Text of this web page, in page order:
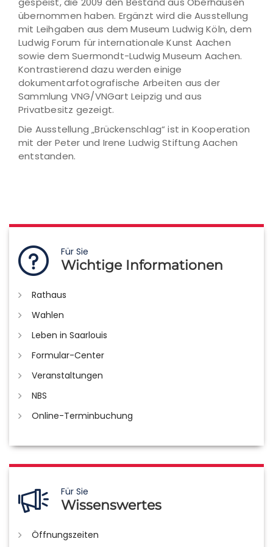
übernommen haben. Ergänzt wird die Ausstellung
mit Leihgaben aus dem Museum Ludwig Köln, dem
Ludwig Forum für internationale Kunst Aachen
sowie dem Suermondt-Ludwig Museum Aachen.
Kontrastierend dazu werden einige
dokumentarfotografische Arbeiten aus der
Sammlung VNG/VNGart Leipzig und aus
Privatbesitz gezeigt.
Die Ausstellung „Brückenschlag“ ist in Kooperation
mit der Peter und Irene Ludwig Stiftung Aachen
entstanden.
Für Sie
Wichtige Informationen
Rathaus
Wahlen
Leben in Saarlouis
Formular-Center
Veranstaltungen
NBS
Online-Terminbuchung
Für Sie
Wissenswertes
Öffnungszeiten